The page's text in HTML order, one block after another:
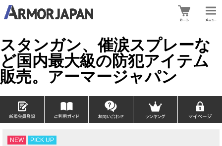
スタンガン、催涙スプレーな
ど国内最大級の防犯アイテム
販売。アーマージャパン
NEW PICK UP